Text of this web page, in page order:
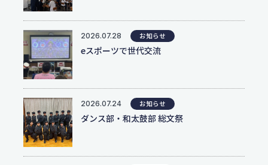
専攻科（専攻科課程）
資料請求
よくある質問
学校評価
交通アクセス
学校施設耐震化への取り組み状況
教職員募集
2026.07.28 お知らせ
eスポーツで世代交流
2026.07.24 お知らせ
ダンス部・和太鼓部 総文祭